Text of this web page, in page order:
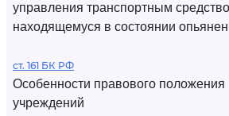
управления транспортным
находящемуся в состоянии
ст. 161 БК РФ
Особенности правового положения
учреждений